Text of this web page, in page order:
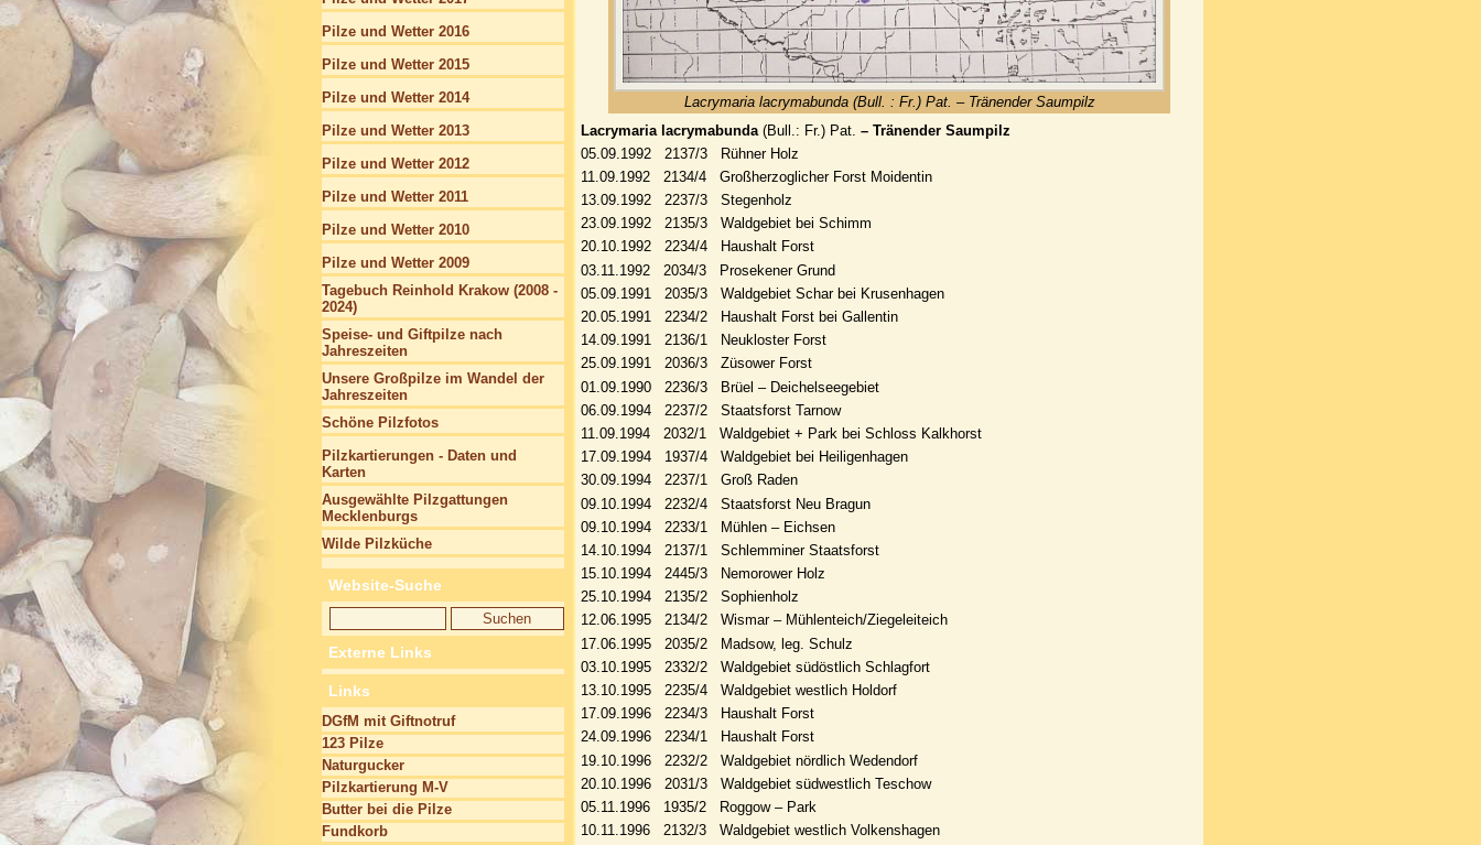
Lacrymaria lacrymabunda (Bull. : Fr.) Pat. – Tränender Saumpilz
Lacrymaria lacrymabunda (Bull.: Fr.) Pat. – Tränender Saumpilz
05.09.1992 2137/3 Rühner Holz
11.09.1992 2134/4 Großherzoglicher Forst Moidentin
13.09.1992 2237/3 Stegenholz
23.09.1992 2135/3 Waldgebiet bei Schimm
20.10.1992 2234/4 Haushalt Forst
03.11.1992 2034/3 Prosekener Grund
05.09.1991 2035/3 Waldgebiet Schar bei Krusenhagen
20.05.1991 2234/2 Haushalt Forst bei Gallentin
14.09.1991 2136/1 Neukloster Forst
25.09.1991 2036/3 Züsower Forst
01.09.1990 2236/3 Brüel – Deichelseegebiet
06.09.1994 2237/2 Staatsforst Tarnow
11.09.1994 2032/1 Waldgebiet + Park bei Schloss Kalkhorst
17.09.1994 1937/4 Waldgebiet bei Heiligenhagen
30.09.1994 2237/1 Groß Raden
09.10.1994 2232/4 Staatsforst Neu Bragun
09.10.1994 2233/1 Mühlen – Eichsen
14.10.1994 2137/1 Schlemminer Staatsforst
15.10.1994 2445/3 Nemorower Holz
25.10.1994 2135/2 Sophienholz
12.06.1995 2134/2 Wismar – Mühlenteich/Ziegeleiteich
17.06.1995 2035/2 Madsow, leg. Schulz
03.10.1995 2332/2 Waldgebiet südöstlich Schlagfort
13.10.1995 2235/4 Waldgebiet westlich Holdorf
17.09.1996 2234/3 Haushalt Forst
24.09.1996 2234/1 Haushalt Forst
19.10.1996 2232/2 Waldgebiet nördlich Wedendorf
20.10.1996 2031/3 Waldgebiet südwestlich Teschow
05.11.1996 1935/2 Roggow – Park
10.11.1996 2132/3 Waldgebiet westlich Volkenshagen
Pilze und Wetter 2016
Pilze und Wetter 2015
Pilze und Wetter 2014
Pilze und Wetter 2013
Pilze und Wetter 2012
Pilze und Wetter 2011
Pilze und Wetter 2010
Pilze und Wetter 2009
Tagebuch Reinhold Krakow (2008 -
2024)
Speise- und Giftpilze nach
Jahreszeiten
Unsere Großpilze im Wandel der
Jahreszeiten
Schöne Pilzfotos
Pilzkartierungen - Daten und
Karten
Ausgewählte Pilzgattungen
Mecklenburgs
Wilde Pilzküche
Website-Suche
Externe Links
Links
DGfM mit Giftnotruf
123 Pilze
Naturgucker
Pilzkartierung M-V
Butter bei die Pilze
Fundkorb